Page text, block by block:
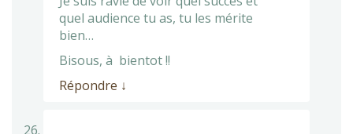
quel audience tu as, tu les mérite
bien…
Bisous, à bientot !!
Répondre ↓